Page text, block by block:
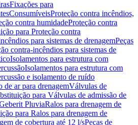
Fixações para
ConsumíveisProteção contra incêndios,
contra humidadeProteção contra
para Proteção contra
para sistemas de drenagemPeças
contra-incêndios para sistemas de
Isolamentos para estrutura com
Isolamentos para estrutura com
e isolamento de ruído
de ar para drenagemVálvulas de
para Válvulas de admissão de
PluviaRalos para drenagem de
para Ralos para drenagem de
de cobertura até 12 l/sPeças de